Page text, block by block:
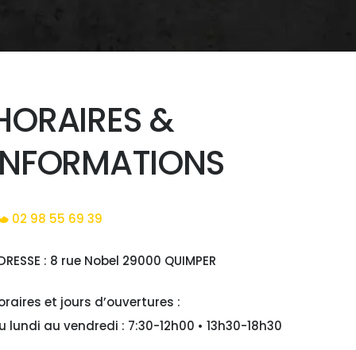
&
02 98 55 69 39
: 8 rue Nobel 29000 QUIMPER
et jours d’ouvertures :
lundi au vendredi : 7:30-12h00 • 13h30-18h30